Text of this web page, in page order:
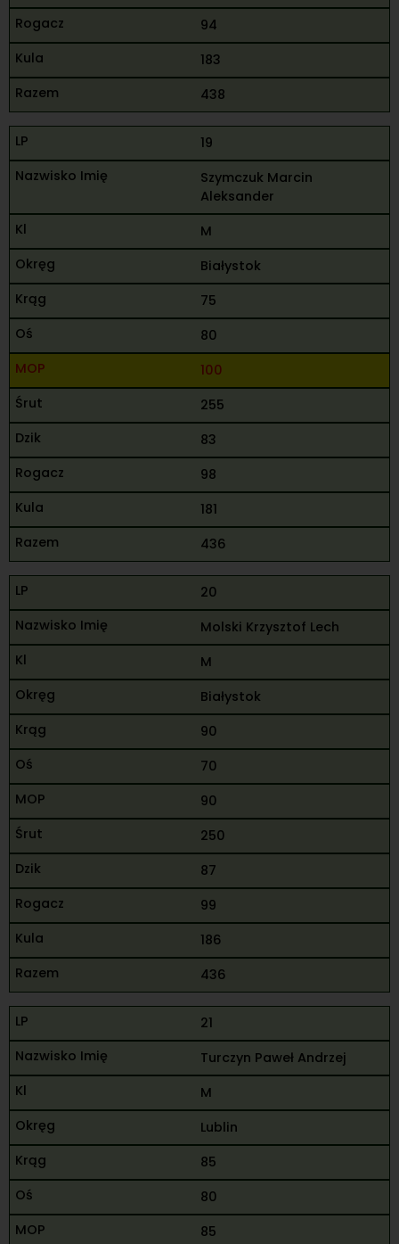
94
183
438
19
Szymczuk Marcin
Aleksander
M
Białystok
75
80
100
255
83
98
181
436
20
Molski Krzysztof Lech
M
Białystok
90
70
90
250
87
99
186
436
21
Turczyn Paweł Andrzej
M
Lublin
85
80
85